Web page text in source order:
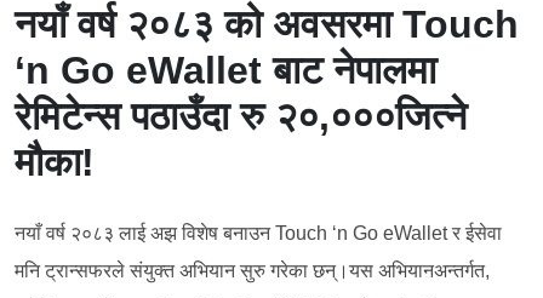
नयाँ वर्ष २०८३ को अवसरमा Touch
‘n Go eWallet बाट नेपालमा
रेमिटेन्स पठाउँदा रु २०,०००जित्ने
मौका!
नयाँ वर्ष २०८३ लाई अझ विशेष बनाउन Touch ‘n Go eWallet र ईसेवा
मनि ट्रान्सफरले संयुक्त अभियान सुरु गरेका छन्।यस अभियानअन्तर्गत,